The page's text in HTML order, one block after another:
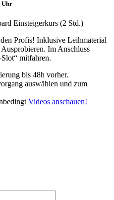
Uhr
Einsteigerkurs (2 Std.)
Profis! Inklusive Leihmaterial
Im Anschluss
mitfahren.
bis 48h vorher.
auswählen und zum
Videos anschauen!